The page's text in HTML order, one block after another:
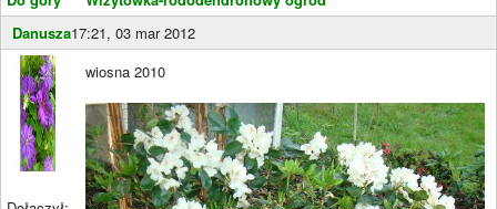
Danusza17:21, 03 mar 2012
wiosna 2010